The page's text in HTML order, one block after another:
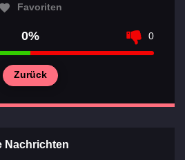
Favoriten
0% 0
Zurück
Nachrichten